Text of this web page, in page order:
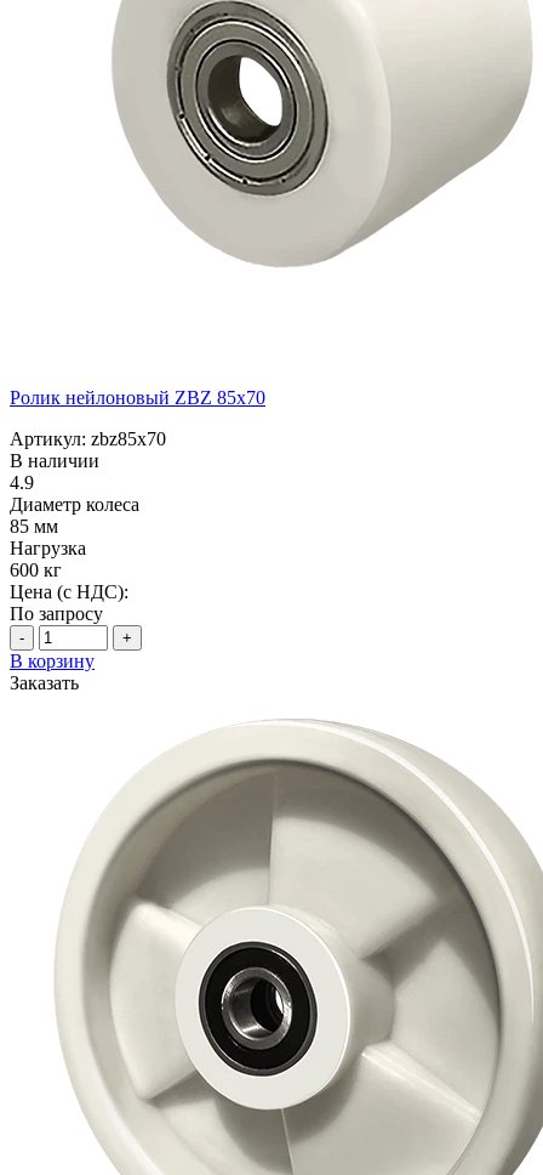
Ролик нейлоновый ZBZ 85x70
Артикул: zbz85x70
В наличии
4.9
Диаметр колеса
85 мм
Нагрузка
600 кг
Цена (с НДС):
По запросу
- +
В корзину
Заказать